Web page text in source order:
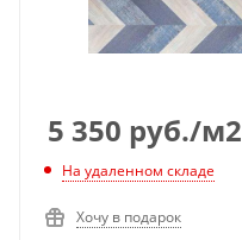
5 350 руб./м2
На удаленном складе
Хочу в подарок